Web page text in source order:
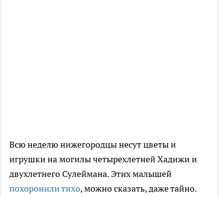
Всю неделю нижегородцы несут цветы и
игрушки на могилы четырехлетней Хадижи и
двухлетнего Сулеймана. Этих малышей
похоронили тихо, можно сказать, даже тайно.